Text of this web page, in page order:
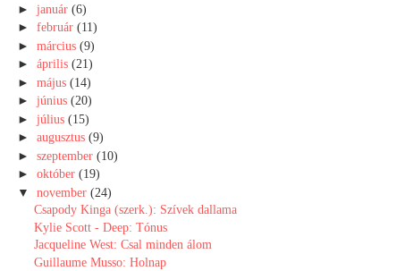
►január(6)
►február(11)
►március(9)
►április(21)
►május(14)
►június(20)
►július(15)
►augusztus(9)
►szeptember(10)
►október(19)
▼ november(24)
Csapody Kinga (szerk.): Szívek dallama
Kylie Scott - Deep: Tónus
Jacqueline West: Csal minden álom
Guillaume Musso: Holnap